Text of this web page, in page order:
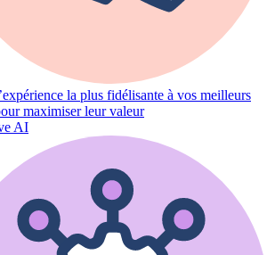
la plus fidélisante à vos meilleurs
maximiser leur valeur
AI